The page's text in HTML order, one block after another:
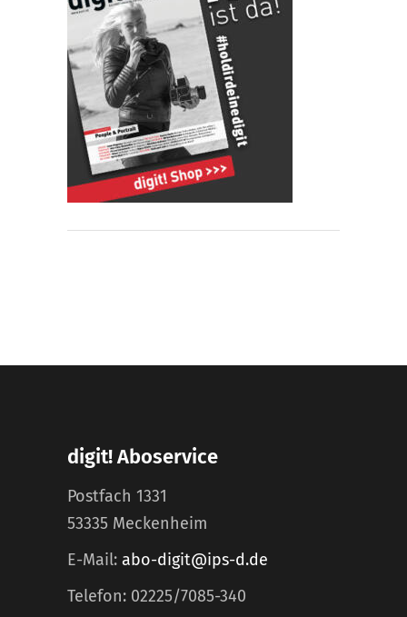
digit! Aboservice
Postfach 1331
53335 Meckenheim
E-Mail: abo-digit@ips-d.de
Telefon: 02225/7085-340